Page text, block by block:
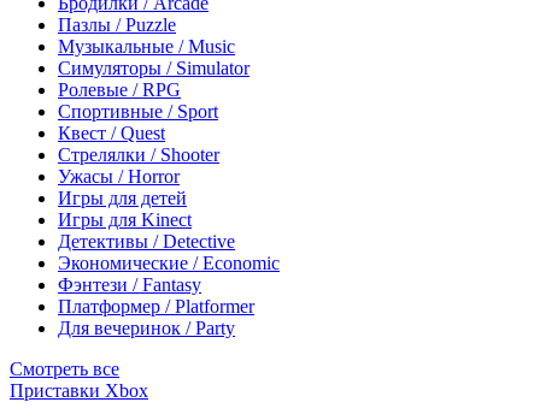
Пазлы / Puzzle
Музыкальные / Music
Симуляторы / Simulator
Ролевые / RPG
Спортивные / Sport
Квест / Quest
Стрелялки / Shooter
Ужасы / Horror
Игры для детей
Игры для Kinect
Детективы / Detective
Экономические / Economic
Фэнтези / Fantasy
Платформер / Platformer
Для вечеринок / Party
Смотреть все
Приставки Xbox